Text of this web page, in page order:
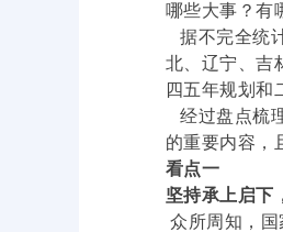
哪些大事？有
据不完全统
北、辽宁、吉
四五年规划和
经过盘点梳
的重要内容，
看点一
坚持承上启下
众所周知，